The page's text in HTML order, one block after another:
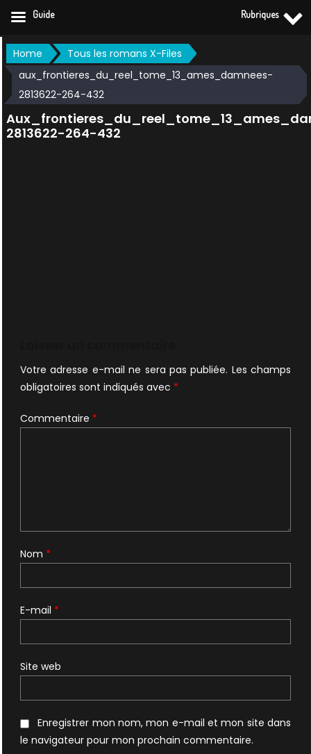
Skip
to
content
Home
Tous les romans X-Files
aux_frontieres_du_reel_tome_13_ames_damnees-
2813622-264-432
2813622-264-432
Votre adresse e-mail ne sera pas publiée. Les champs
obligatoires sont indiqués avec *
Commentaire *
Nom *
E-mail *
Site web
Enregistrer mon nom, mon e-mail et mon site dans
le navigateur pour mon prochain commentaire.
Guide Rubriques